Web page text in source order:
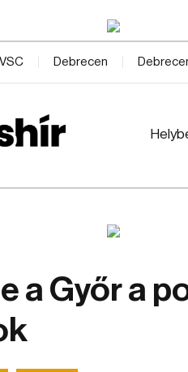
Debrecen
a Győr a